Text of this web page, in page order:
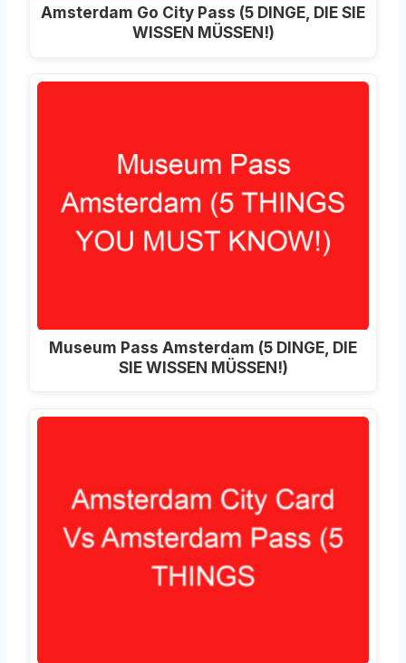
Amsterdam Go City Pass (5 DINGE, DIE SIE
WISSEN MÜSSEN!)
Museum Pass Amsterdam (5 DINGE, DIE
SIE WISSEN MÜSSEN!)